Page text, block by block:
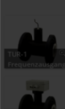
TUR-1
Frequenzausgang